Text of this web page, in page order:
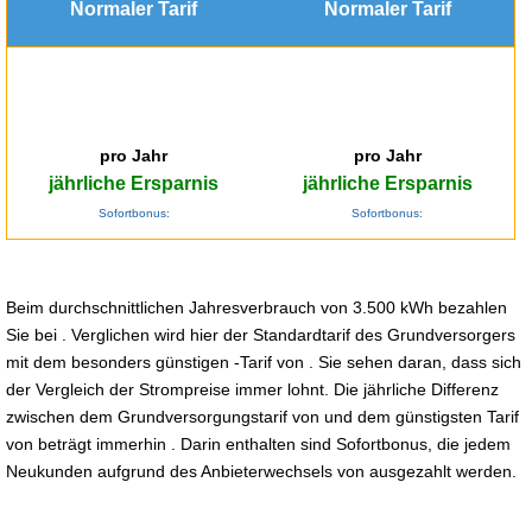
Normaler Tarif
Normaler Tarif
pro Jahr
jährliche Ersparnis
Sofortbonus:
pro Jahr
jährliche Ersparnis
Sofortbonus:
Beim durchschnittlichen Jahresverbrauch von 3.500 kWh bezahlen
Sie bei . Verglichen wird hier der Standardtarif des Grundversorgers
mit dem besonders günstigen -Tarif von . Sie sehen daran, dass sich
der Vergleich der Strompreise immer lohnt. Die jährliche Differenz
zwischen dem Grundversorgungstarif von und dem günstigsten Tarif
von beträgt immerhin . Darin enthalten sind Sofortbonus, die jedem
Neukunden aufgrund des Anbieterwechsels von ausgezahlt werden.